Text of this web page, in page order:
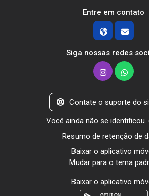
Entre em contato
Siga nossas redes
Contate o suporte do
Você ainda não se identificou.
Resumo de retenção de
Baixar o aplicativo
Mudar para o tema
Baixar o aplicativo